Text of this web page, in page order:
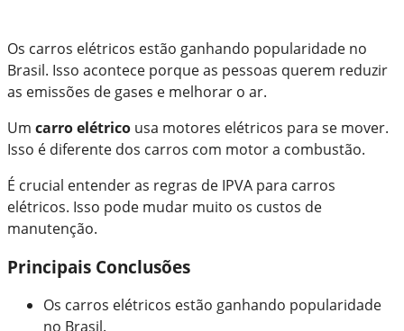
Os carros elétricos estão ganhando popularidade no
Brasil. Isso acontece porque as pessoas querem reduzir
as emissões de gases e melhorar o ar.
Um carro elétrico usa motores elétricos para se mover.
Isso é diferente dos carros com motor a combustão.
É crucial entender as regras de IPVA para carros
elétricos. Isso pode mudar muito os custos de
manutenção.
Principais Conclusões
Os carros elétricos estão ganhando popularidade
no Brasil.